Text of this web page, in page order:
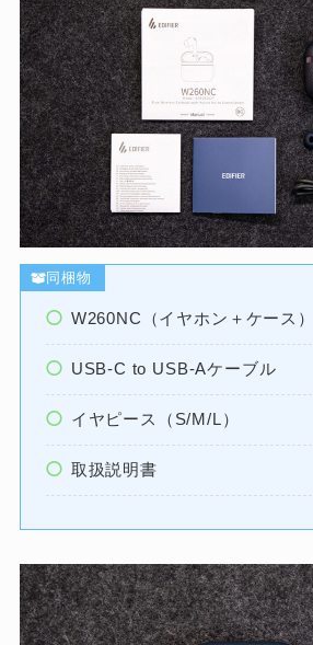
同梱物
W260NC（イヤホン＋ケース）
USB-C to USB-Aケーブル
イヤピース（S/M/L）
取扱説明書